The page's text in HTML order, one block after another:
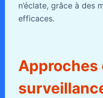
n’éclate, grâce à des
efficaces.
Approches